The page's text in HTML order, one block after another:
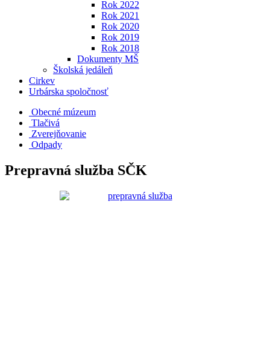
Rok 2022
Rok 2021
Rok 2020
Rok 2019
Rok 2018
Dokumenty MŠ
Školská jedáleň
Cirkev
Urbárska spoločnosť
Obecné múzeum
Tlačivá
Zverejňovanie
Odpady
Prepravná služba SČK